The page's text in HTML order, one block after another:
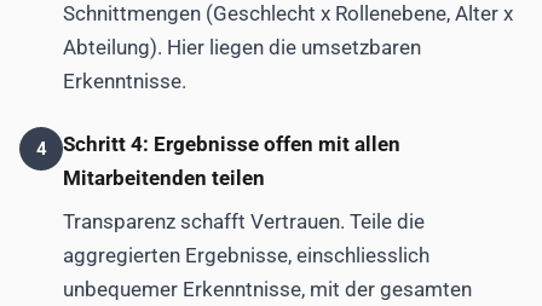
Schnittmengen (Geschlecht x Rollenebene, Alter x
Abteilung). Hier liegen die umsetzbaren
Erkenntnisse.
4
Schritt 4: Ergebnisse offen mit allen
Mitarbeitenden teilen
Transparenz schafft Vertrauen. Teile die
aggregierten Ergebnisse, einschliesslich
unbequemer Erkenntnisse, mit der gesamten